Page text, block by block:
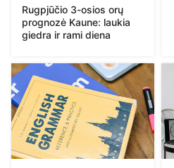
Rugpjūčio 3-osios orų
prognozė Kaune: laukia
giedra ir rami diena